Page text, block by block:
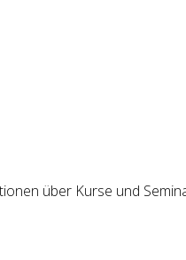
über Kurse und